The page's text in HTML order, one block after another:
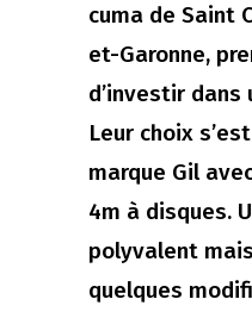
cuma de Saint
et-Garonne,
d’investir dans
Leur choix
marque Gil
4m à disques.
polyvalent
quelques